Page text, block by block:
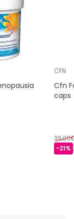
CFN
Cfn
caps
-21%